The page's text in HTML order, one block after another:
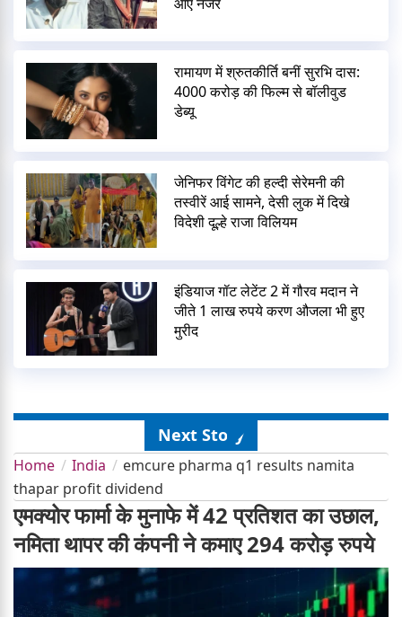
रामायण में श्रुतकीर्ति बनीं सुरभि दास:
4000 करोड़ की फिल्म से बॉलीवुड
डेब्यू
जेनिफर विंगेट की हल्दी सेरेमनी की
तस्वीरें आई सामने, देसी लुक में दिखे
विदेशी दूल्हे राजा विलियम
इंडियाज गॉट लेटेंट 2 में गौरव मदान ने
जीते 1 लाख रुपये करण औजला भी हुए
मुरीद
Next Story
Home India
emcure pharma q1 results namita
thapar profit dividend
एमक्योर फार्मा के मुनाफे में 42 प्रतिशत का उछाल,
नमिता थापर की कंपनी ने कमाए 294 करोड़ रुपये